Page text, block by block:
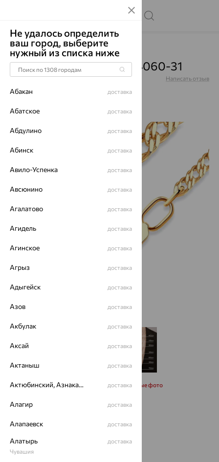
Главная Каталог Цепи
Цепь, золото, 51-180-04060-31
Артикул:51-180-04060-31 Написать отзыв
Запросить дополнительные фото
45 60
Калькулятор размера
Не удалось определить
ваш город, выберите
нужный из списка ниже
Абакан доставка
Абатское доставка
Абдулино доставка
Абинск доставка
Авило-Успенка доставка
Авсюнино доставка
Агалатово доставка
Агидель доставка
Агинское доставка
Агрыз доставка
Адыгейск доставка
Азов доставка
Акбулак доставка
Аксай доставка
Актаныш доставка
Актюбинский, Азнакаевский район доставка
Алагир доставка
Алапаевск доставка
Алатырь
Чувашия
доставка